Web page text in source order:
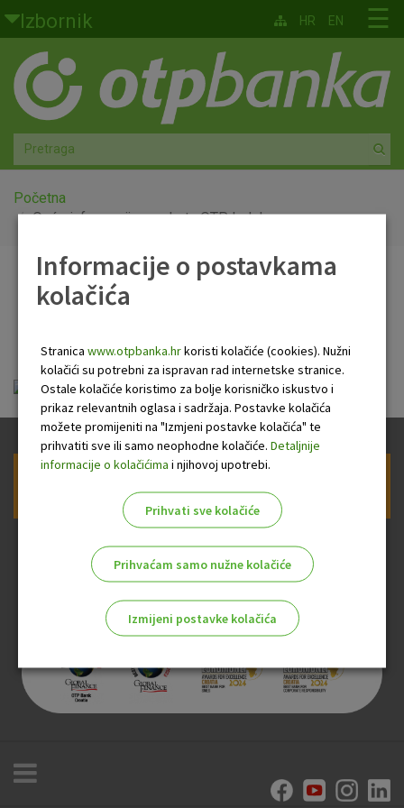
Skoči na glavni sadržaj
Izbornik
Građani
Privatno bankarstvo
Agro
Mala poduzeća i obrtnici
Globalna tržišta
O nama
☰
HR EN
Početna
Opće informacije o paketu OTP Indeks
Opće informacije o
opce_informacije_o_paketu_otp_indeks.pdf
Informacije o postavkama
kolačića
Stranica www.otpbanka.hrkoristi kolačiće (cookies). Nužni
kolačići su potrebni za ispravan rad internetske stranice.
Ostale kolačiće koristimo za bolje korisničko iskustvo i
prikaz relevantnih oglasa i sadržaja. Postavke kolačića
možete promijeniti na "Izmjeni postavke kolačića" te
prihvatiti sve ili samo neophodne kolačiće. Detaljnije
informacije o kolačićima i njihovoj upotrebi.
Prihvati sve kolačiće
Prihvaćam samo nužne kolačiće
Izmijeni postavke kolačića
Nužni kolačići
Analitički kolačići